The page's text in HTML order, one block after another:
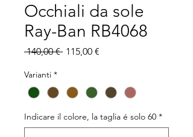
Occhiali da sole
Ray-Ban RB4068
140,00 € Prix
115,00 €
Varianti *
Indicare il colore, la taglia é solo 60 *